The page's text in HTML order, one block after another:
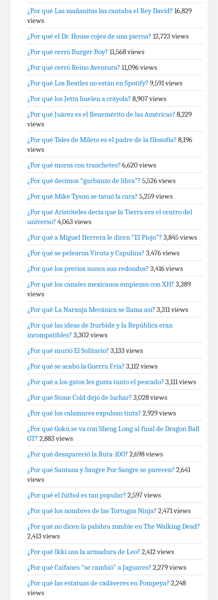
¿Por qué Las mañanitas las cantaba el Rey David? 16,829
views
¿Por qué el Dr. House cojea de una pierna? 12,723 views
¿Por qué cerró Burger Boy? 11,568 views
¿Por qué cerró Reino Aventura? 11,096 views
¿Por qué Los Beatles no están en Spotify? 9,591 views
¿Por qué los Jetta huelen a crayola? 8,907 views
¿Por qué Juárez es el Benemérito de las Américas? 8,229
views
¿Por qué Tales de Mileto es el padre de la filosofía? 8,196
views
¿Por qué moros con tranchetes? 6,620 views
¿Por qué decimos “garbanzo de libra”? 5,526 views
¿Por qué Mike Tyson se tatuó la cara? 5,259 views
¿Por qué Aristóteles decía que la Tierra era el centro del
universo? 4,063 views
¿Por qué a Miguel Herrera le dicen “El Piojo”? 3,845 views
¿Por qué se pelearon Viruta y Capulina? 3,476 views
¿Por qué los precios nunca son redondos? 3,416 views
¿Por qué los canales mexicanos empiezan con XH? 3,389
views
¿Por qué La Naranja Mecánica se llama así? 3,311 views
¿Por qué las ideas de Iturbide y la República eran
incompatibles? 3,302 views
¿Por qué murió El Solitario? 3,133 views
¿Por qué se acabó la Guerra Fría? 3,112 views
¿Por qué a los gatos les gusta tanto el pescado? 3,111 views
¿Por qué Stone Cold dejó de luchar? 3,028 views
¿Por qué los calamares expulsan tinta? 2,929 views
¿Por qué Gokú se va con Sheng Long al final de Dragon Ball
GT? 2,883 views
¿Por qué desapareció la Ruta-100? 2,698 views
¿Por qué Santana y Sangre Por Sangre se parecen? 2,641
views
¿Por qué el fútbol es tan popular? 2,597 views
¿Por qué los nombres de las Tortugas Ninja? 2,471 views
¿Por qué no dicen la palabra zombie en The Walking Dead?
2,413 views
¿Por qué Ikki usa la armadura de Leo? 2,412 views
¿Por qué Caifanes “se cambió” a Jaguares? 2,279 views
¿Por qué las estatuas de cadáveres en Pompeya? 2,248
views